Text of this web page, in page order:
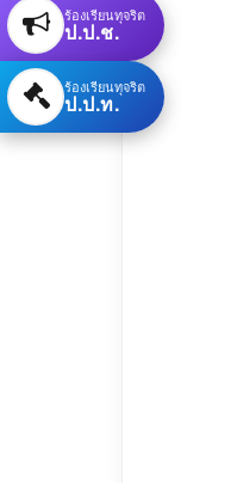
ร้องเรียนทุจริต
ป.ป.ช.
ร้องเรียนทุจริต
ป.ป.ท.